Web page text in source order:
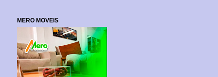
MERO MOVEIS